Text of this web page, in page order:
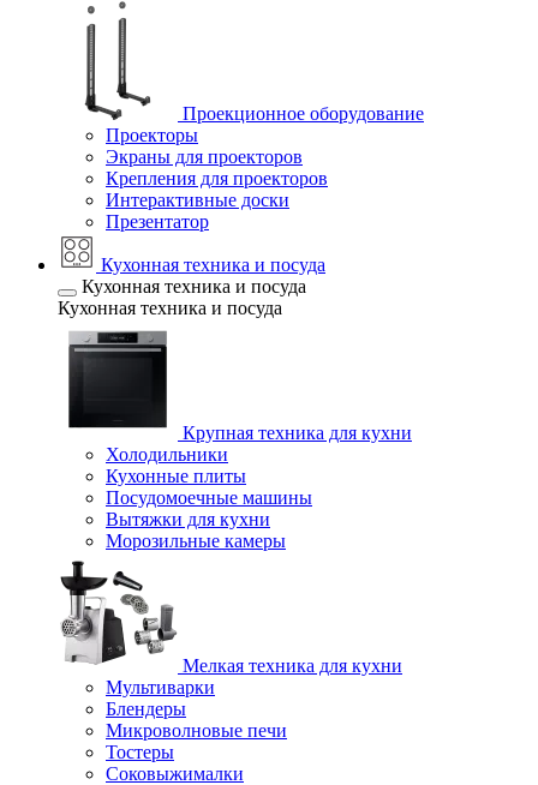
Проекционное оборудование
Проекторы
Экраны для проекторов
Крепления для проекторов
Интерактивные доски
Презентатор
Кухонная техника и посуда
Кухонная техника и посуда
Кухонная техника и посуда
Крупная техника для кухни
Холодильники
Кухонные плиты
Посудомоечные машины
Вытяжки для кухни
Морозильные камеры
Мелкая техника для кухни
Мультиварки
Блендеры
Микроволновые печи
Тостеры
Соковыжималки